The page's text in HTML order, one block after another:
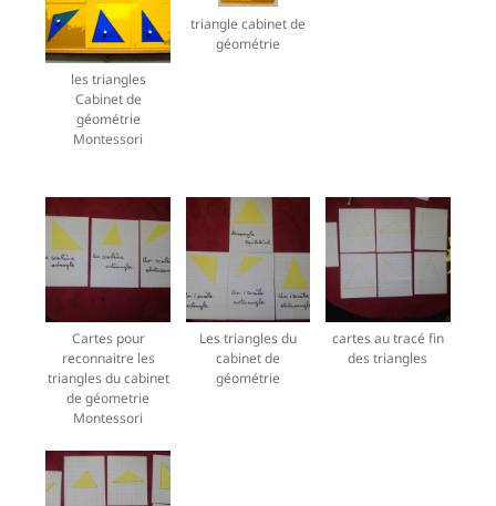
les triangles
Cabinet de
géométrie
Montessori
triangle cabinet de
géométrie
Cartes pour
reconnaitre les
triangles du cabinet
de géometrie
Montessori
Les triangles du
cabinet de
géométrie
cartes au tracé fin
des triangles